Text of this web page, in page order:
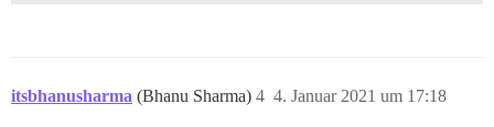
itsbhanusharma (Bhanu Sharma) 4. Januar 2021 um 17:18
4